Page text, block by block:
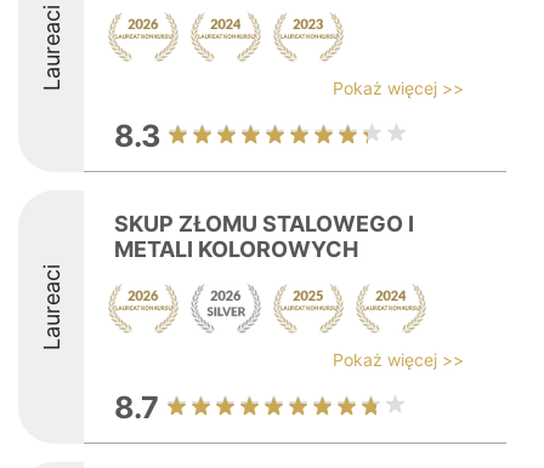
Laureaci Pokaż więcej >>
8.3
Laureaci
SKUP ZŁOMU STALOWEGO I
METALI KOLOROWYCH
Pokaż więcej >>
8.7